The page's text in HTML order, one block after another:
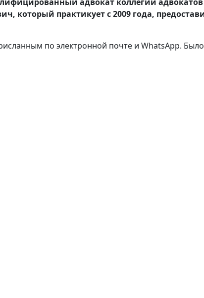
который практикует с 2009 года,
по электронной почте и WhatsApp. Было